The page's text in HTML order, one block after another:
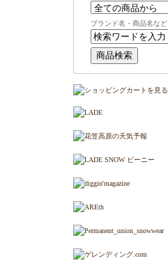
ブランド名・商品名など